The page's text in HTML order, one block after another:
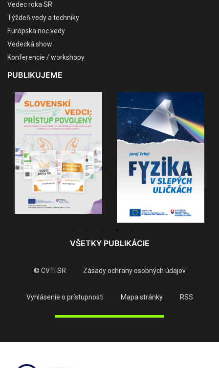
Vedec roka SR
Týždeň vedy a techniky
Európska noc vedy
Vedecká show
Konferencie / workshopy
PUBLIKUJEME
VŠETKY PUBLIKÁCIE
© CVTI SR Zásady ochrany osobných údajov
Vyhlásenie o prístupnosti Mapa stránky RSS